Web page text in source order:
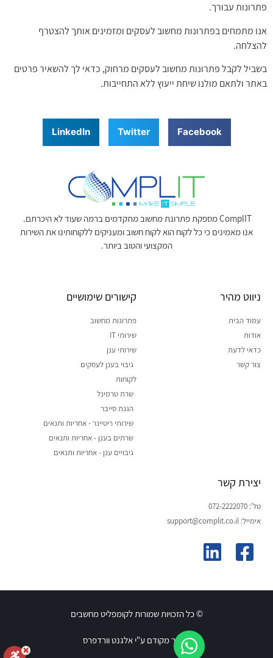
פתרונות עבורך.
אנו מתמחים בפתרונות מחשוב לעסקים ומזמינים אותך להצטרף
להצלחה.
בשביל לקבל פתרונות מחשוב לעסקים מרחוק, כדאי לך להשאיר פרטים
באתר ולתאם מולנו שיחת ייעוץ ללא התחייבות.
Facebook
Twitter
LinkedIn
ComplIT מספקת פתרונת מחשוב מתקדמים ברמה שעוד לא היכרתם.
אנו מאמינים כי כל לקוח הוא לקוח חשוב ומעניקים ללקוחותינו את השירות
המקצועי והטוב ביותר.
ניווט מהיר
עמוד הבית
אודות
כדאי לדעת
צור קשר
קישורים שימושיים
פתרונות מחשוב
שירותי IT
שירותי ענן
גיבוי בענן לעסקים
לקוחות
שרת טרמינל
הגנת סייבר
שירותי ריטיינר - אחריות ותנאים
שרתים בענן - אחריות ותנאים
גיבויים ענן - אחריות ותנאים
יצירת קשר
טל': 072-2222070
אימייל: support@complit.co.il
© כל הזכויות שמורות לקומפליט מחשבים
האתר מקודם ע"י אלגנט וורדפרס